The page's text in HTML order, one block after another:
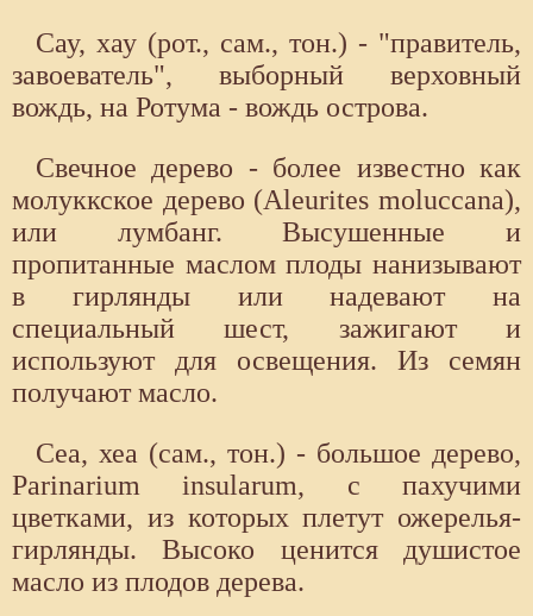
Сау, хау (рот., сам., тон.) - "правитель,
завоеватель", выборный верховный
вождь, на Ротума - вождь острова.
Свечное дерево - более известно как
молуккское дерево (Aleurites moluccana),
или лумбанг. Высушенные и
пропитанные маслом плоды нанизывают
в гирлянды или надевают на
специальный шест, зажигают и
используют для освещения. Из семян
получают масло.
Сеа, хеа (сам., тон.) - большое дерево,
Parinarium insularum, с пахучими
цветками, из которых плетут ожерелья-
гирлянды. Высоко ценится душистое
масло из плодов дерева.